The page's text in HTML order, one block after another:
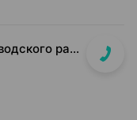
ул. Селицкого, д. 107 (м-н №52 Заводского райпищеторга)